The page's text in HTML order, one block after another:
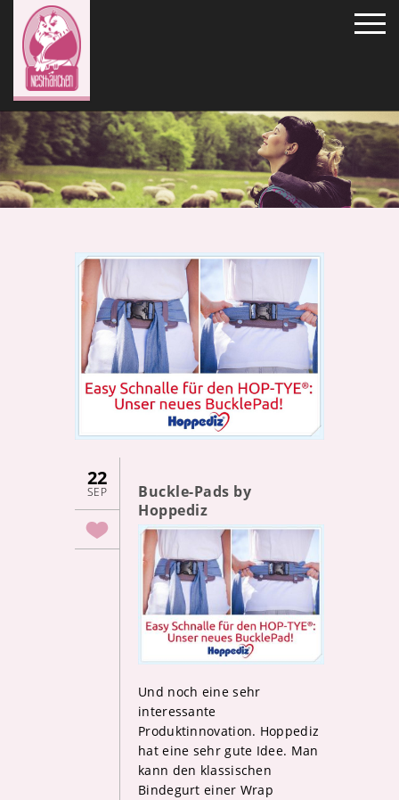
22
SEP
Buckle-Pads by
Hoppediz
Und noch eine sehr
interessante
Produktinnovation. Hoppediz
hat eine sehr gute Idee. Man
kann den klassischen
Bindegurt einer Wrap